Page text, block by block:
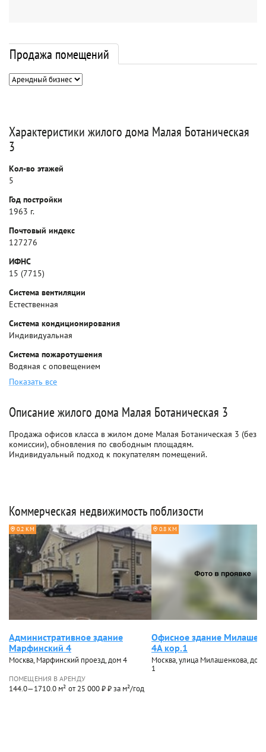
Продажа помещений
Характеристики жилого дома Малая Ботаническая
3
Кол-во этажей
5
Год постройки
1963 г.
Почтовый индекс
127276
ИФНС
15 (7715)
Система вентиляции
Естественная
Система кондиционирования
Индивидуальная
Система пожаротушения
Водяная с оповещением
Показать все
Описание жилого дома Малая Ботаническая 3
Продажа офисов класса в жилом доме Малая Ботаническая 3 (без
комиссии), обновления по свободным площадям.
Индивидуальный подход к покупателям помещений.
Коммерческая недвижимость поблизости
0.2 КМ
Административное здание
Марфинский 4
Москва, Марфинский проезд, дом 4
ПОМЕЩЕНИЯ В АРЕНДУ
144.0—1710.0 м² от 25 000 ₽ ₽ за м²/год
0.8 КМ
Офисное здание
4А кор.1
Москва, улица Милашенкова, дом
1